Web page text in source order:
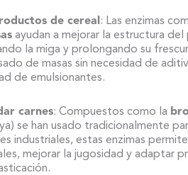
de cereal : Las enzimas
ayudan a mejorar la estructura del
la miga y prolongando su
de masas sin necesidad de
de emulsionantes.
carnes: Compuestos como la
se han usado tradicionalmente
industriales, estas enzimas
mejorar la jugosidad y adaptar